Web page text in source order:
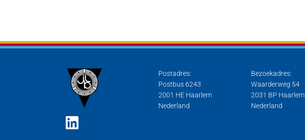
Postadres:
Postbus 6243
2001 HE Haarlem
Nederland
Bezoekadres:
Waarderweg 54
2031 BP Haarlem
Nederland